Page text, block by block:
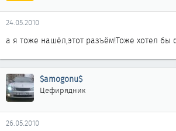
24.05.2010
а я тоже нашёл,этот разъём!Тоже хотел бы
$amogonu$
Цефирядник
26.05.2010